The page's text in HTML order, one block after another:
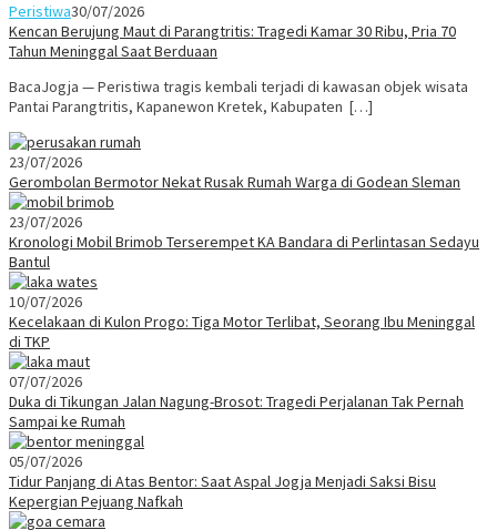
Peristiwa30/07/2026
Kencan Berujung Maut di Parangtritis: Tragedi Kamar 30 Ribu, Pria 70
Tahun Meninggal Saat Berduaan
BacaJogja — Peristiwa tragis kembali terjadi di kawasan objek wisata
Pantai Parangtritis, Kapanewon Kretek, Kabupaten […]
23/07/2026
Gerombolan Bermotor Nekat Rusak Rumah Warga di Godean Sleman
23/07/2026
Kronologi Mobil Brimob Terserempet KA Bandara di Perlintasan Sedayu
Bantul
10/07/2026
Kecelakaan di Kulon Progo: Tiga Motor Terlibat, Seorang Ibu Meninggal
di TKP
07/07/2026
Duka di Tikungan Jalan Nagung-Brosot: Tragedi Perjalanan Tak Pernah
Sampai ke Rumah
05/07/2026
Tidur Panjang di Atas Bentor: Saat Aspal Jogja Menjadi Saksi Bisu
Kepergian Pejuang Nafkah